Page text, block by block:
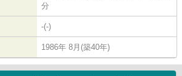
分
-(-)
1986年 8月(築40年)